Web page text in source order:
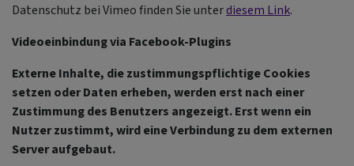
Datenschutz bei Vimeo finden Sie unterdiesem Link.
Videoeinbindung via Facebook-Plugins
Externe Inhalte, die zustimmungspflichtige Cookies
setzen oder Daten erheben, werden erst nach einer
Zustimmung des Benutzers angezeigt. Erst wenn ein
Nutzer zustimmt, wird eine Verbindung zu dem externen
Server aufgebaut.